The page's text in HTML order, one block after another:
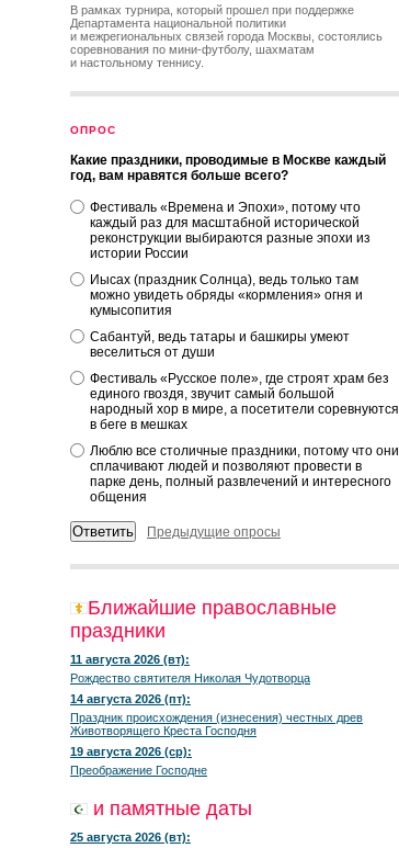
В рамках турнира, который прошел при поддержке
Департамента национальной политики
и межрегиональных связей города Москвы, состоялись
соревнования по мини-футболу, шахматам
и настольному теннису.
ОПРОС
Какие праздники, проводимые в Москве каждый
год, вам нравятся больше всего?
Фестиваль «Времена и Эпохи», потому что
каждый раз для масштабной исторической
реконструкции выбираются разные эпохи из
истории России
Иысах (праздник Солнца), ведь только там
можно увидеть обряды «кормления» огня и
кумысопития
Сабантуй, ведь татары и башкиры умеют
веселиться от души
Фестиваль «Русское поле», где строят храм без
единого гвоздя, звучит самый большой
народный хор в мире, а посетители соревнуются
в беге в мешках
Люблю все столичные праздники, потому что они
сплачивают людей и позволяют провести в
парке день, полный развлечений и интересного
общения
Предыдущие опросы
Ближайшие православные
праздники
11 августа 2026 (вт):
Рождество святителя Николая Чудотворца
14 августа 2026 (пт):
Праздник происхождения (изнесения) честных древ
Животворящего Креста Господня
19 августа 2026 (ср):
Преображение Господне
и памятные даты
25 августа 2026 (вт):